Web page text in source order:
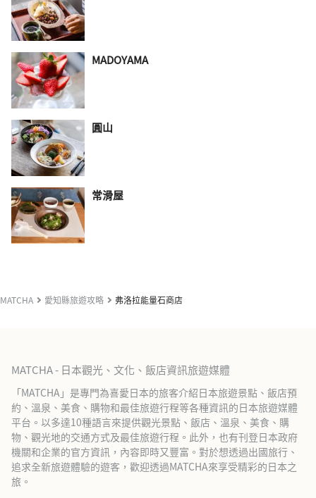
MADOYAMA
圓山
常滑屋
MATCHA 愛知縣旅遊攻略 弗洛拉能量石商店
MATCHA - 日本觀光、文化、飯店資訊旅遊媒體
「MATCHA」是專門為喜愛日本的旅客介紹日本旅遊景點、飯店預
約、溫泉、美食、購物和最佳旅遊行程等各種資訊的日本旅遊媒體
平台。以多達10種語言來提供觀光景點、飯店、溫泉、美食、購
物、觀光地的交通方式及最佳旅遊行程。此外，也有刊登日本政府
機關和企業的官方資訊，內容即時又豐富。對於想透過出國旅行、
追求全新旅遊體驗的遊客，歡迎透過MATCHA來享受精彩的日本之
旅。